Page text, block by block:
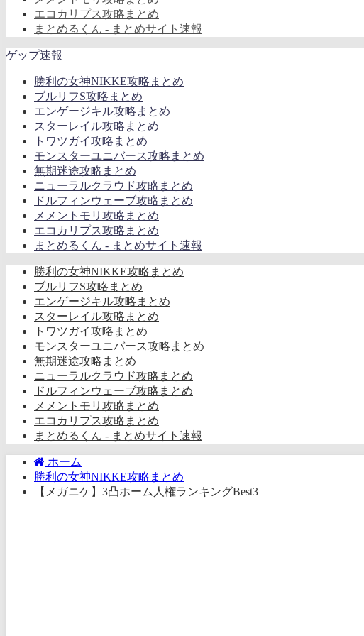
エコカリプス攻略まとめ
まとめるくん - まとめサイト速報
ゲップ速報
勝利の女神NIKKE攻略まとめ
ブルリフS攻略まとめ
エンゲージキル攻略まとめ
スターレイル攻略まとめ
トワツガイ攻略まとめ
モンスターユニバース攻略まとめ
無期迷途攻略まとめ
ニューラルクラウド攻略まとめ
ドルフィンウェーブ攻略まとめ
メメントモリ攻略まとめ
エコカリプス攻略まとめ
まとめるくん - まとめサイト速報
勝利の女神NIKKE攻略まとめ
ブルリフS攻略まとめ
エンゲージキル攻略まとめ
スターレイル攻略まとめ
トワツガイ攻略まとめ
モンスターユニバース攻略まとめ
無期迷途攻略まとめ
ニューラルクラウド攻略まとめ
ドルフィンウェーブ攻略まとめ
メメントモリ攻略まとめ
エコカリプス攻略まとめ
まとめるくん - まとめサイト速報
ホーム
勝利の女神NIKKE攻略まとめ
【メガニケ】3凸ホーム人権ランキングBest3